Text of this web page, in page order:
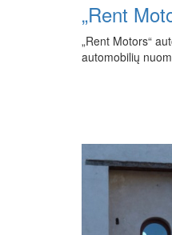
„Rent
„Rent Motors“
automobilių